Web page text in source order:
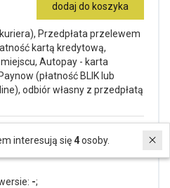
dodaj do koszyka
Przedpłata przelewem
kartą kredytową,
Autopay - karta
(płatność BLIK lub
odbiór własny z przedpłatą
-;
interesują się4osoby.